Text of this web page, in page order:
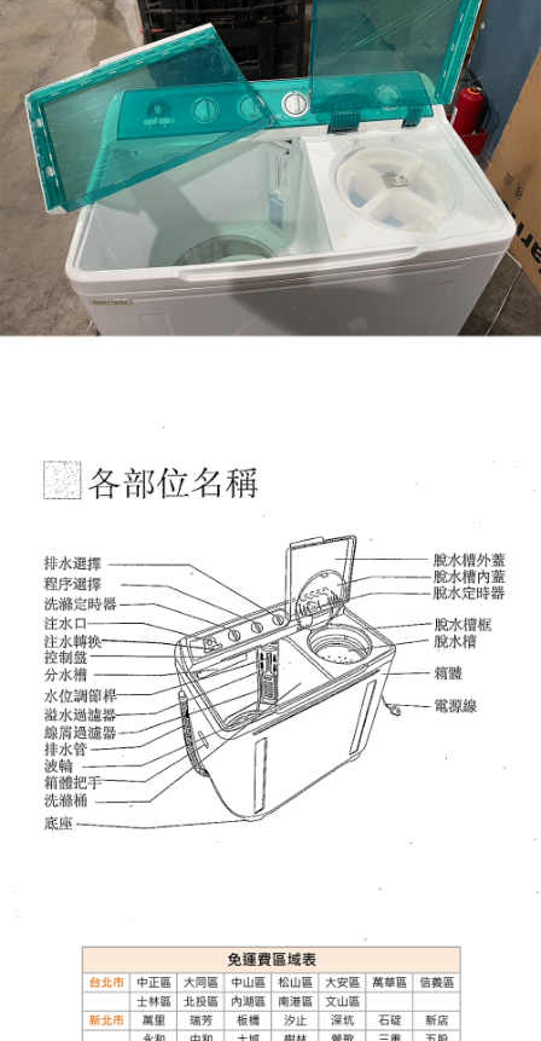
２．關於個人資料處理事宜，請瀏覽以下網址：
https://aftee.tw/terms/#terms3
３．未成年的使用者請事先徵得法定代理人或監護人之同意方可使用
「AFTEE先享後付」，若未經同意申辦者引起之損失，本公司不負相關責
任。
４．使用「AFTEE先享後付」時，將依據個別帳號之用戶狀況，依本公司即
時審查核予不同之上限額度；若仍有額度不足之情形，本公司將視審查結果
請求用戶進行身份認證。
５．嚴禁一人註冊多個帳號或使用他人資訊註冊。若發現惡意使用之情形，
恩沛科技股份有限公司將有權停止該用戶之使用額度並採取法律行動。